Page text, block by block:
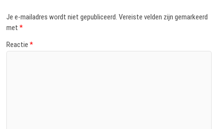
Je e-mailadres wordt niet gepubliceerd. Vereiste velden zijn gemarkeerd
met*
Reactie*